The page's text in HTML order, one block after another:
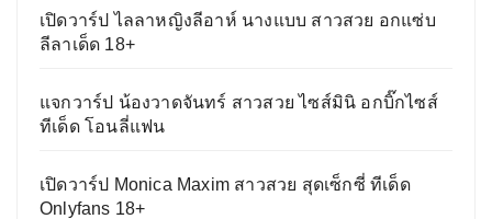
เปิดวาร์ป ไลลาหญิงลีอาห์ นางแบบ สาวสวย อกแซ่บ
ลีลาเด็ด 18+
แจกวาร์ป น้องวาดจันทร์ สาวสวย ไซส์มินิ อกบิ๊กไซส์
ทีเด็ด โอนลี่แฟน
เปิดวาร์ป Monica Maxim สาวสวย สุดเซ็กซี่ ทีเด็ด
Onlyfans 18+